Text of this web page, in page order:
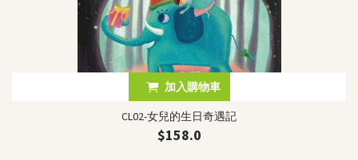
加入購物車
CL02-女兒的生日奇遇記
$158.0